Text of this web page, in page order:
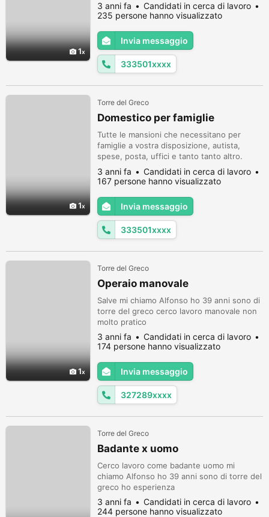
1
3 anni fa
Candidati in cerca di lavoro
235 persone hanno visualizzato
Invia messaggio
333501xxxx
1
Torre del Greco
Domestico per famiglie
Tutte le mansioni che necessitano per
famiglie a vostra disposizione, autista,
spese, posta, uffici e tanto tanto altro.
persona seria perbene affidabile
professionista. qualsiasi mansione.
3 anni fa
Candidati in cerca di lavoro
167 persone hanno visualizzato
Invia messaggio
333501xxxx
1
Torre del Greco
Operaio manovale
Salve mi chiamo Alfonso ho 39 anni sono di
torre del greco cerco lavoro manovale non
molto pratico
3 anni fa
Candidati in cerca di lavoro
174 persone hanno visualizzato
Invia messaggio
327289xxxx
Torre del Greco
Badante x uomo
Cerco lavoro come badante uomo mi
chiamo Alfonso ho 39 anni sono di torre del
greco ho esperienza
3 anni fa
Candidati in cerca di lavoro
244 persone hanno visualizzato